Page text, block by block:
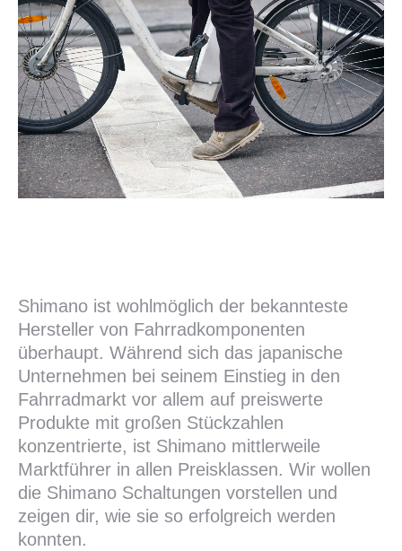
Shimano ist wohlmöglich der bekannteste
Hersteller von Fahrradkomponenten
überhaupt. Während sich das japanische
Unternehmen bei seinem Einstieg in den
Fahrradmarkt vor allem auf preiswerte
Produkte mit großen Stückzahlen
konzentrierte, ist Shimano mittlerweile
Marktführer in allen Preisklassen. Wir wollen
die Shimano Schaltungen vorstellen und
zeigen dir, wie sie so erfolgreich werden
konnten.